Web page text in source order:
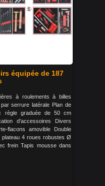
équipée de 187
à roulements à billes
serrure latérale Plan de
règle graduée de 50 cm
d'accessoires Divers
flacons amovible Double
plateau 4 roues robustes Ø
frein Tapis mousse dans